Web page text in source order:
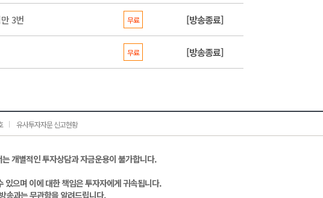
3번 무료 [방송종료]
무료 [방송종료]
유사투자자문 신고현황
개별적인 투자상담과 자금운용이 불가합니다.
있으며 이에 대한 책임은 투자자에게 귀속됩니다.
송과는 무관함을 알려드립니다.